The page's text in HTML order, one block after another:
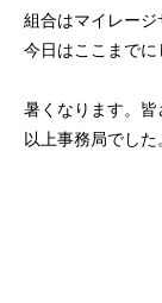
組合はマイレージ
今日はここまでに
暑くなります。皆
以上事務局でした